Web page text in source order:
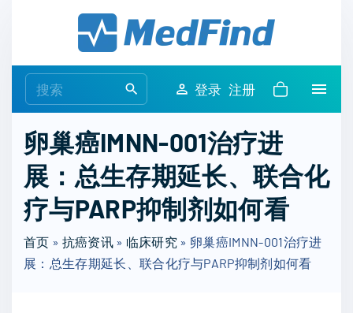
e
r
c
h
f
r
:
登录 注册
卵巢癌IMNN-001治疗进
展：总生存期延长、联合化
疗与PARP抑制剂如何看
首页 » 抗癌资讯» 临床研究 » 卵巢癌IMNN-001治疗进
展：总生存期延长、联合化疗与PARP抑制剂如何看